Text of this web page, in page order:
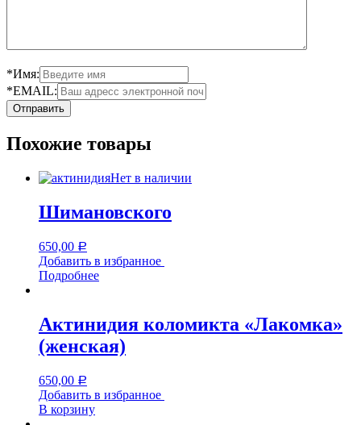
*Имя:
*EMAIL:
Похожие товары
Нет в наличии
Шимановского
650,00 Р
Добавить в избранное
Подробнее
Актинидия коломикта «Лакомка»
(женская)
650,00 Р
Добавить в избранное
В корзину